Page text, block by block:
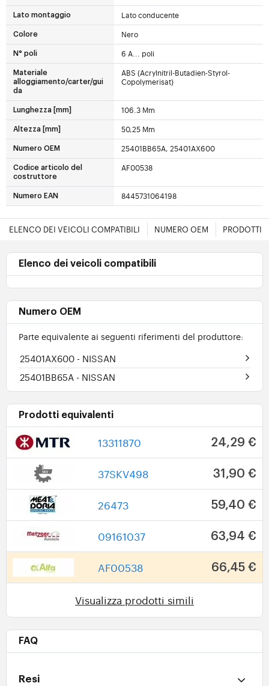
Lato montaggio Lato conducente
Colore Nero
N° poli 6 A... poli
Materiale
alloggiamento/carter/gui
da
ABS (Acrylnitril-Butadien-Styrol-
Copolymerisat)
Lunghezza [mm] 106.3 Mm
Altezza [mm] 50,25 Mm
Numero OEM 25401BB65A, 25401AX600
Codice articolo del
costruttore
AF00538
Numero EAN 8445731064198
ELENCO DEI VEICOLI COMPATIBILI NUMERO OEM PRODOTTI
Elenco dei veicoli compatibili
Numero OEM
Parte equivalente ai seguenti riferimenti del produttore:
25401AX600 - NISSAN
25401BB65A - NISSAN
Prodotti equivalenti
13311870 24,29 €
37SKV498 31,90 €
26473 59,40 €
09161037 63,94 €
AF00538 66,45 €
Visualizza prodotti simili
FAQ
Resi